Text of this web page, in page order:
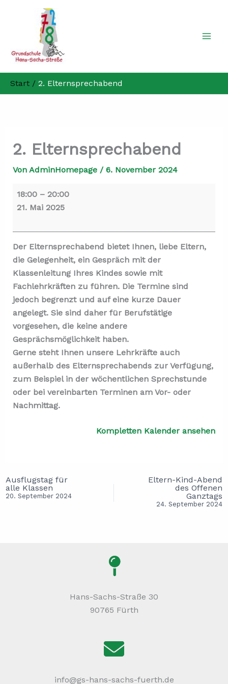
Start 2. Elternsprechabend
2. Elternsprechabend
Von AdminHomepage / 6. November 2024
Elternsprechabend
18:00 – 20:00
21. Mai 2025
Der Elternsprechabend bietet Ihnen, liebe Eltern,
die Gelegenheit, ein Gespräch mit der
Klassenleitung Ihres Kindes sowie mit
Fachlehrkräften zu führen. Die Termine sind
jedoch begrenzt und auf eine kurze Dauer
angelegt. Sie sind daher für Berufstätige
vorgesehen, die keine andere
Gesprächsmöglichkeit haben.
Gerne steht Ihnen unsere Lehrkräfte auch
außerhalb des Elternsprechabends zur Verfügung,
zum Beispiel in der wöchentlichen Sprechstunde
oder bei vereinbarten Terminen am Vor- oder
Nachmittag.
Kompletten Kalender ansehen
Ausflugstag für
alle Klassen
20. September 2024
Eltern-Kind-Abend
des Offenen
Ganztags
24. September 2024
Hans-Sachs-Straße 30
90765 Fürth
info@gs-hans-sachs-fuerth.de